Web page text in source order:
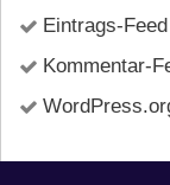
Eintrags-Feed
Kommentar-